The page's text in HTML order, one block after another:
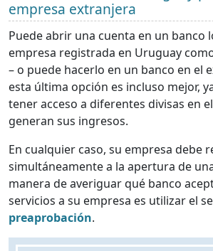
empresa extranjera
Puede abrir una cuenta en un banco
empresa registrada en Uruguay
– o puede hacerlo en un banco en el
esta última opción es incluso mejor,
tener acceso a diferentes divisas en
generan sus ingresos.
En cualquier caso, su empresa debe
simultáneamente a la apertura de
manera de averiguar qué banco
servicios a su empresa es utilizar el
preaprobación.